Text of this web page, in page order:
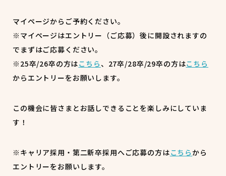
マイページからご予約ください。
※マイページはエントリー（ご応募）後に開設されますの
でまずはご応募ください。
※25卒/26卒の方はこちら、27卒/28卒/29卒の方はこちら
からエントリーをお願いします。
この機会に皆さまとお話しできることを楽しみにしていま
す！
※キャリア採用・第二新卒採用へご応募の方はこちらから
エントリーをお願いします。